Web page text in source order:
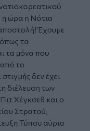
η ώρα η Νότια
Έχουμε
τα
τα μόνα που
το
δεν έχει
διέλευση των
Χέγκσεθ και ο
Στρατού,
Τύπου αύριο